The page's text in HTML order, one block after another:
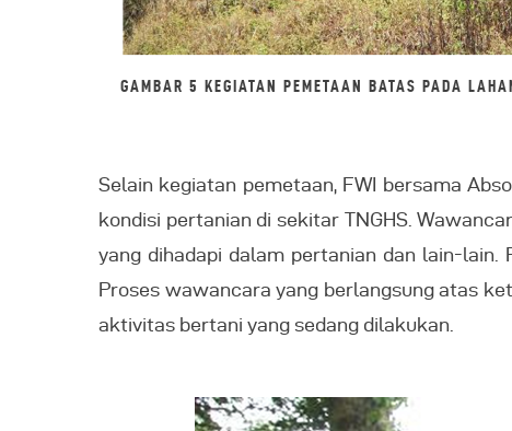
GAMBAR 5 KEGIATAN PEMETAAN BATAS PADA
Selain kegiatan pemetaan, FWI bersama
kondisi pertanian di sekitar TNGHS.
yang dihadapi dalam pertanian dan lain-
Proses wawancara yang berlangsung atas
aktivitas bertani yang sedang dilakukan.